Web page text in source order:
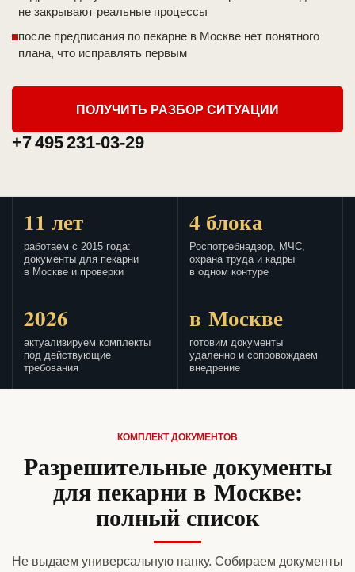
не закрывают реальные процессы
после предписания по пекарне в Москве нет понятного
плана, что исправлять первым
ПОЛУЧИТЬ РАЗБОР СИТУАЦИИ
+7 495 231-03-29
11 лет
работаем с 2015 года:
документы для пекарни
в Москве и проверки
4 блока
Роспотребнадзор, МЧС,
охрана труда и кадры
в одном контуре
2026
актуализируем комплекты
под действующие
требования
в Москве
готовим документы
удаленно и сопровождаем
внедрение
КОМПЛЕКТ ДОКУМЕНТОВ
Разрешительные документы
для пекарни в Москве:
полный список
Не выдаем универсальную папку. Собираем документы